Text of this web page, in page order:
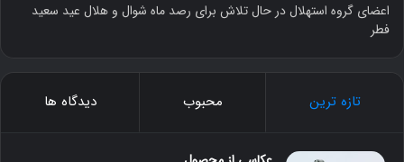
اعضای گروه استهلال در حال تلاش برای رصد ماه شوال و هلال عید سعید
فطر
تازه ترین محبوب دیدگاه ها